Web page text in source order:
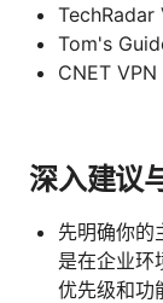
Tom's
CNET
深入建议
先明确你的
是在企业环
优先级和功